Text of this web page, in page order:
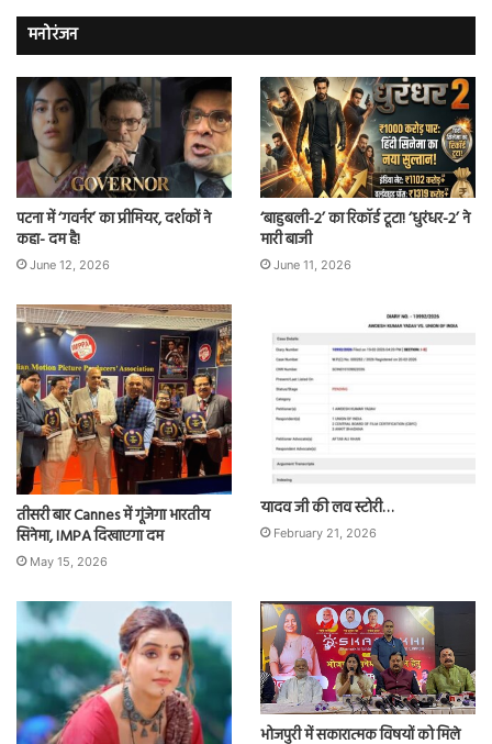
मनोरंजन
पटना में ‘गवर्नर’ का प्रीमियर, दर्शकों ने
कहा- दम है!
June 12, 2026
‘बाहुबली-2’ का रिकॉर्ड टूटा! ‘धुरंधर-2’ ने
मारी बाजी
June 11, 2026
तीसरी बार Cannes में गूंजेगा भारतीय
सिनेमा, IMPA दिखाएगा दम
May 15, 2026
यादव जी की लव स्टोरी…
February 21, 2026
भोजपुरी में सकारात्मक विषयों को मिले